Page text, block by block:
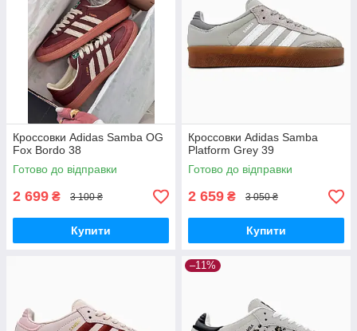
Кроссовки Adidas Samba OG
Fox Bordo 38
Готово до відправки
2 699 ₴ 3 100 ₴
Купити
Кроссовки Adidas Samba
Platform Grey 39
Готово до відправки
2 659 ₴ 3 050 ₴
Купити
–11%